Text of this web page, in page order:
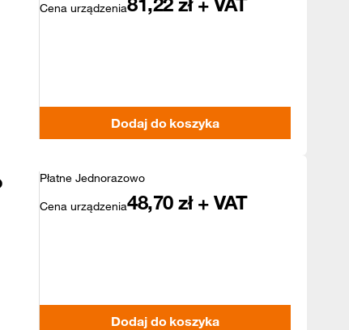
Cena urządzenia
Dodaj do koszyka
Płatne Jednorazowo
Cena urządzenia48,70 zł + VAT
Dodaj do koszyka